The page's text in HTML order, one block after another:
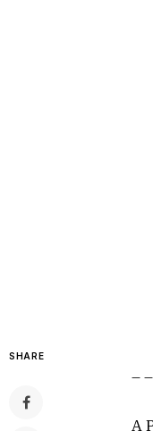
SHARE
– –
A